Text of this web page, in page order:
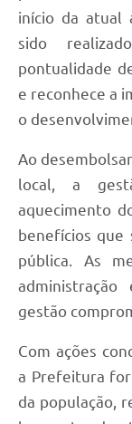
início da atual
sido
pontualidade
e reconhece a
o
Ao
local, a
aquecimento
benefícios que
pública. As
administração
gestão
Com ações
a Prefeitura
da população,